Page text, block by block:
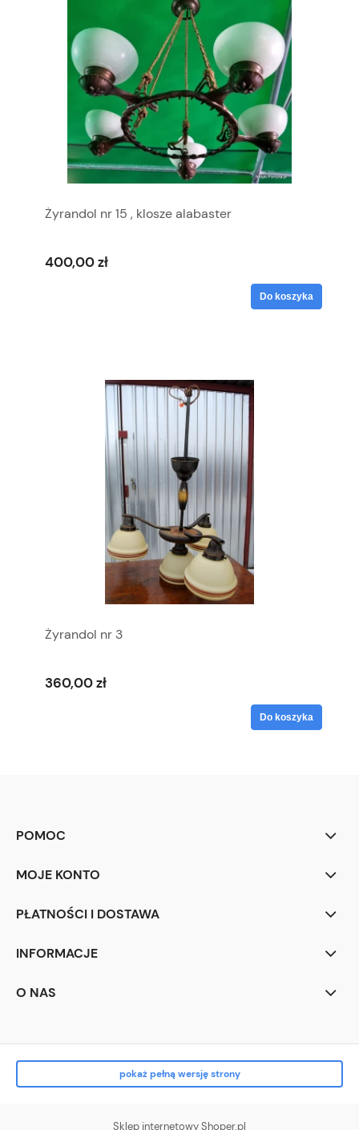
Żyrandol nr 15 , klosze alabaster
400,00 zł
Do koszyka
Żyrandol nr 3
360,00 zł
Do koszyka
POMOC
MOJE KONTO
PŁATNOŚCI I DOSTAWA
INFORMACJE
O NAS
pokaż pełną wersję strony
Sklep internetowy Shoper.pl